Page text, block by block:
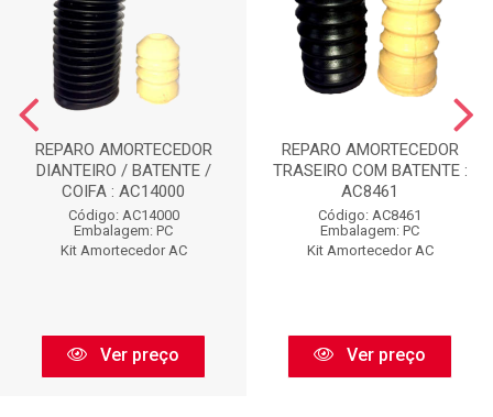
REPARO AMORTECEDOR
DIANTEIRO / BATENTE /
COIFA : AC14000
Código: AC14000
Embalagem: PC
Kit Amortecedor AC
Ver preço
REPARO AMORTECEDOR
TRASEIRO COM BATENTE :
AC8461
Código: AC8461
Embalagem: PC
Kit Amortecedor AC
Ver preço